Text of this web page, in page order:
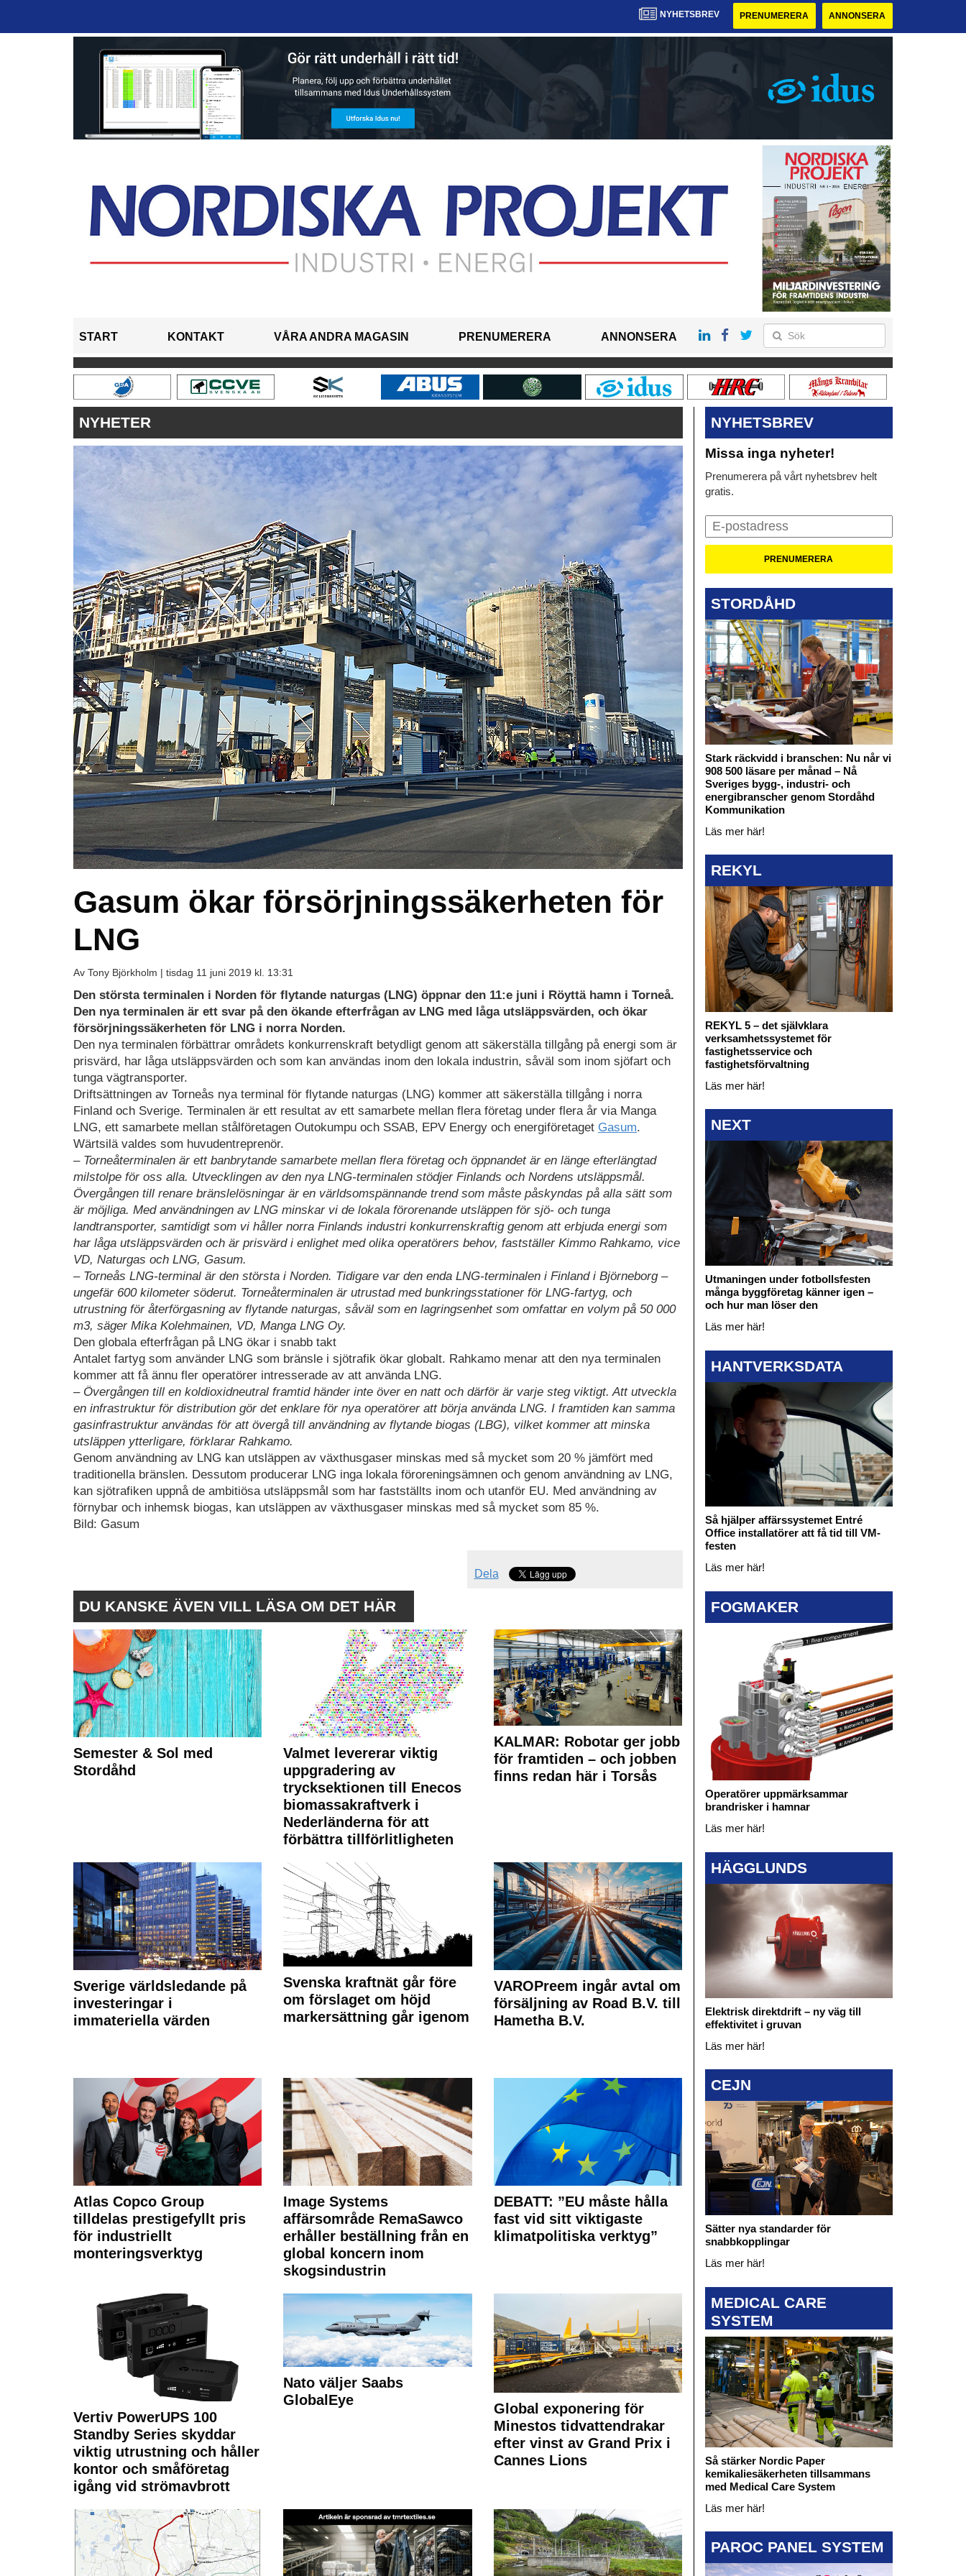
NYHETSBREV PRENUMERERA ANNONSERA
START KONTAKT VÅRA ANDRA MAGASIN PRENUMERERA ANNONSERA
NYHETER
Gasum ökar försörjningssäkerheten för
LNG
Av Tony Björkholm | tisdag 11 juni 2019 kl. 13:31
Den största terminalen i Norden för flytande naturgas (LNG) öppnar den 11:e juni i Röyttä hamn i Torneå.
Den nya terminalen är ett svar på den ökande efterfrågan av LNG med låga utsläppsvärden, och ökar
försörjningssäkerheten för LNG i norra Norden.
Den nya terminalen förbättrar områdets konkurrenskraft betydligt genom att säkerställa tillgång på energi som är
prisvärd, har låga utsläppsvärden och som kan användas inom den lokala industrin, såväl som inom sjöfart och
tunga vägtransporter.
Driftsättningen av Torneås nya terminal för flytande naturgas (LNG) kommer att säkerställa tillgång i norra
Finland och Sverige. Terminalen är ett resultat av ett samarbete mellan flera företag under flera år via Manga
LNG, ett samarbete mellan stålföretagen Outokumpu och SSAB, EPV Energy och energiföretaget Gasum.
Wärtsilä valdes som huvudentreprenör.
– Torneåterminalen är ett banbrytande samarbete mellan flera företag och öppnandet är en länge efterlängtad
milstolpe för oss alla. Utvecklingen av den nya LNG-terminalen stödjer Finlands och Nordens utsläppsmål.
Övergången till renare bränslelösningar är en världsomspännande trend som måste påskyndas på alla sätt som
är möjliga. Med användningen av LNG minskar vi de lokala förorenande utsläppen för sjö- och tunga
landtransporter, samtidigt som vi håller norra Finlands industri konkurrenskraftig genom att erbjuda energi som
har låga utsläppsvärden och är prisvärd i enlighet med olika operatörers behov, fastställer Kimmo Rahkamo, vice
VD, Naturgas och LNG, Gasum.
– Torneås LNG-terminal är den största i Norden. Tidigare var den enda LNG-terminalen i Finland i Björneborg –
ungefär 600 kilometer söderut. Torneåterminalen är utrustad med bunkringsstationer för LNG-fartyg, och
utrustning för återförgasning av flytande naturgas, såväl som en lagringsenhet som omfattar en volym på 50 000
m3, säger Mika Kolehmainen, VD, Manga LNG Oy.
Den globala efterfrågan på LNG ökar i snabb takt
Antalet fartyg som använder LNG som bränsle i sjötrafik ökar globalt. Rahkamo menar att den nya terminalen
kommer att få ännu fler operatörer intresserade av att använda LNG.
– Övergången till en koldioxidneutral framtid händer inte över en natt och därför är varje steg viktigt. Att utveckla
en infrastruktur för distribution gör det enklare för nya operatörer att börja använda LNG. I framtiden kan samma
gasinfrastruktur användas för att övergå till användning av flytande biogas (LBG), vilket kommer att minska
utsläppen ytterligare, förklarar Rahkamo.
Genom användning av LNG kan utsläppen av växthusgaser minskas med så mycket som 20 % jämfört med
traditionella bränslen. Dessutom producerar LNG inga lokala föroreningsämnen och genom användning av LNG,
kan sjötrafiken uppnå de ambitiösa utsläppsmål som har fastställts inom och utanför EU. Med användning av
förnybar och inhemsk biogas, kan utsläppen av växthusgaser minskas med så mycket som 85 %.
Bild: Gasum
Dela
DU KANSKE ÄVEN VILL LÄSA OM DET HÄR
Semester & Sol med
Stordåhd
Valmet levererar viktig
uppgradering av
trycksektionen till Enecos
biomassakraftverk i
Nederländerna för att
förbättra tillförlitligheten
KALMAR: Robotar ger jobb
för framtiden – och jobben
finns redan här i Torsås
Sverige världsledande på
investeringar i
immateriella värden
Svenska kraftnät går före
om förslaget om höjd
markersättning går igenom
VAROPreem ingår avtal om
försäljning av Road B.V. till
Hametha B.V.
Atlas Copco Group
tilldelas prestigefyllt pris
för industriellt
monteringsverktyg
Image Systems
affärsområde RemaSawco
erhåller beställning från en
global koncern inom
skogsindustrin
DEBATT: ”EU måste hålla
fast vid sitt viktigaste
klimatpolitiska verktyg”
Vertiv PowerUPS 100
Standby Series skyddar
viktig utrustning och håller
kontor och småföretag
igång vid strömavbrott
Nato väljer Saabs
GlobalEye
Global exponering för
Minestos tidvattendrakar
efter vinst av Grand Prix i
Cannes Lions
NYHETSBREV
Missa inga nyheter!
Prenumerera på vårt nyhetsbrev helt
gratis.
STORDÅHD
Stark räckvidd i branschen: Nu når vi
908 500 läsare per månad – Nå
Sveriges bygg-, industri- och
energibranscher genom Stordåhd
Kommunikation
Läs mer här!
REKYL
REKYL 5 – det självklara
verksamhetssystemet för
fastighetsservice och
fastighetsförvaltning
Läs mer här!
NEXT
Utmaningen under fotbollsfesten
många byggföretag känner igen –
och hur man löser den
Läs mer här!
HANTVERKSDATA
Så hjälper affärssystemet Entré
Office installatörer att få tid till VM-
festen
Läs mer här!
FOGMAKER
Operatörer uppmärksammar
brandrisker i hamnar
Läs mer här!
HÄGGLUNDS
Elektrisk direktdrift – ny väg till
effektivitet i gruvan
Läs mer här!
CEJN
Sätter nya standarder för
snabbkopplingar
Läs mer här!
MEDICAL CARE
SYSTEM
Så stärker Nordic Paper
kemikaliesäkerheten tillsammans
med Medical Care System
Läs mer här!
PAROC PANEL SYSTEM